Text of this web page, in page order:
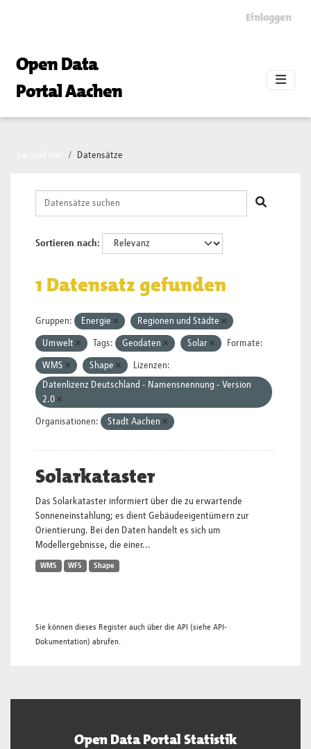
Einloggen
Open Data
Portal Aachen
Datensätze
Sortieren nach
1 Datensatz gefunden
Gruppen: Energie Regionen und Städte
Umwelt Tags: Geodaten Solar Formate:
WMS Shape
Lizenzen:
Datenlizenz Deutschland - Namensnennung - Version
2.0
Organisationen: Stadt Aachen
Solarkataster
Das Solarkataster informiert über die zu erwartende
Sonneneinstahlung; es dient Gebäudeeigentümern zur
Orientierung. Bei den Daten handelt es sich um
Modellergebnisse, die einer...
WMS WFS Shape
Sie können dieses Register auch über die API (siehe API-
Dokumentation) abrufen.
Open Data Portal Statistik